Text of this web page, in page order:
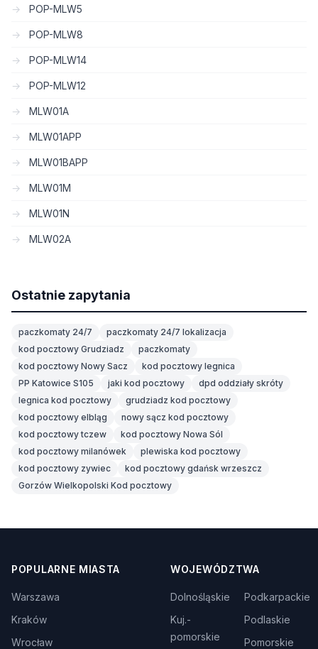
POP-MLW5
POP-MLW8
POP-MLW14
POP-MLW12
MLW01A
MLW01APP
MLW01BAPP
MLW01M
MLW01N
MLW02A
Ostatnie zapytania
paczkomaty 24/7
paczkomaty 24/7 lokalizacja
kod pocztowy Grudziadz
paczkomaty
kod pocztowy Nowy Sacz
kod pocztowy legnica
PP Katowice S105
jaki kod pocztowy
dpd oddziały skróty
legnica kod pocztowy
grudziadz kod pocztowy
kod pocztowy elbląg
nowy sącz kod pocztowy
kod pocztowy tczew
kod pocztowy Nowa Sól
kod pocztowy milanówek
plewiska kod pocztowy
kod pocztowy zywiec
kod pocztowy gdańsk wrzeszcz
Gorzów Wielkopolski Kod pocztowy
POPULARNE MIASTA
Warszawa
Kraków
Wrocław
WOJEWÓDZTWA
Dolnośląskie
Kuj.-
pomorskie
Podkarpackie
Podlaskie
Pomorskie